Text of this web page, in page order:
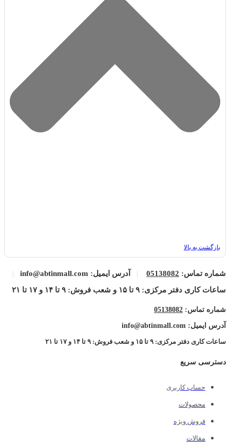
بازگشت به بالا
شماره تماس: 05138082
| آدرس ایمیل: info@abtinmall.com
|
ساعات کاری دفتر مرکزی: ۹ تا ۱۵ و شعب فروش: ۹ تا ۱۴ و ۱۷ تا ۲۱
شماره تماس: 05138082
آدرس ایمیل: info@abtinmall.com
ساعات کاری دفتر مرکزی: ۹ تا ۱۵ و شعب فروش: ۹ تا ۱۴ و ۱۷ تا ۲۱
دسترسی سریع
حساب کاربری
محصولات
فروش ویژه
مقالات